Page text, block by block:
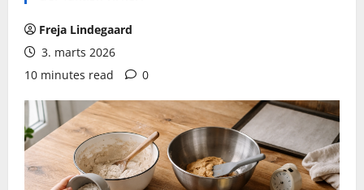
Freja Lindegaard
3. marts 2026
10 minutes read
0